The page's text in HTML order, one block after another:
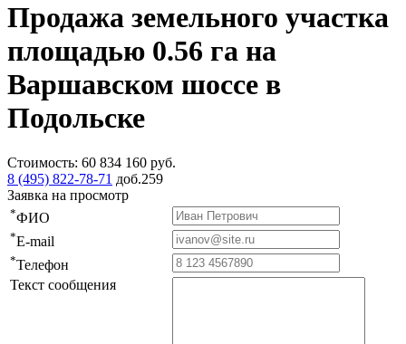
Продажа земельного участка
площадью 0.56 га на
Варшавском шоссе в
Подольске
Стоимость: 60 834 160 руб.
8 (495) 822-78-71 доб.259
Заявка на просмотр
*ФИО
*E-mail
*Телефон
Текст сообщения